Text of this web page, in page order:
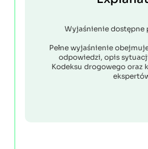
Wyjaśnienie dostępne
Pełne wyjaśnienie
odpowiedzi, opis
Kodeksu drogowego oraz